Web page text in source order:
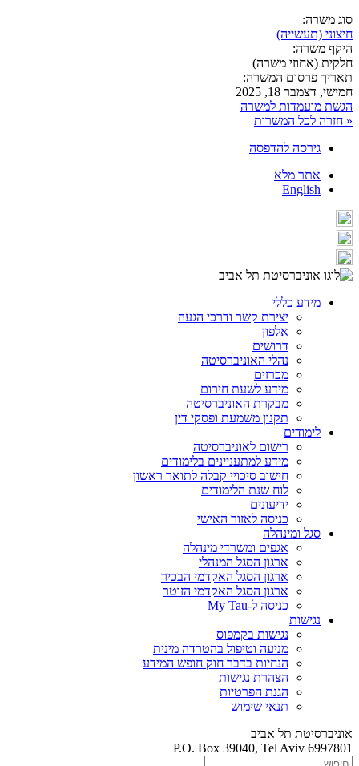
סוג משרה:
חיצוני (תעשייה)
היקף משרה:
חלקית (אחוזי משרה)
תאריך פרסום המשרה:
חמישי, דצמבר 18, 2025
הגשת מועמדות למשרה
« חזרה לכל המשרות
גירסה להדפסה
אתר מלא
English
מידע כללי
יצירת קשר ודרכי הגעה
אלפון
דרושים
נהלי האוניברסיטה
מכרזים
מידע לשעת חירום
מבקרת האוניברסיטה
תקנון משמעת ופסקי דין
לימודים
רישום לאוניברסיטה
מידע למתעניינים בלימודים
חישוב סיכויי קבלה לתואר ראשון
לוח שנת הלימודים
ידיעונים
כניסה לאזור האישי
סגל ומינהלה
אגפים ומשרדי מינהלה
ארגון הסגל המנהלי
ארגון הסגל האקדמי הבכיר
ארגון הסגל האקדמי הזוטר
כניסה ל-My Tau
נגישות
נגישות בקמפוס
מניעה וטיפול בהטרדה מינית
הנחיות בדבר חוק חופש המידע
הצהרת נגישות
הגנת הפרטיות
תנאי שימוש
אוניברסיטת תל אביב
P.O. Box 39040, Tel Aviv 6997801